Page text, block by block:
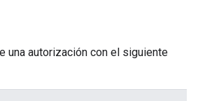
una autorización con el siguiente